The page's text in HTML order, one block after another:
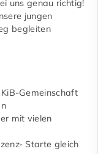
uns genau richtig!
jungen
begleiten
Gemeinschaft
mit vielen
Starte gleich